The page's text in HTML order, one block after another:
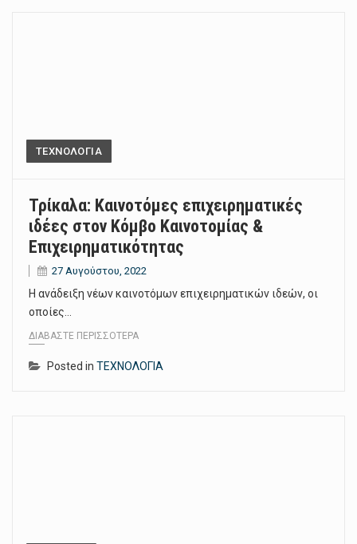
ΤΕΧΝΟΛΟΓΙΑ
Τρίκαλα: Καινοτόμες επιχειρηματικές
ιδέες στον Κόμβο Καινοτομίας &
Επιχειρηματικότητας
27 Αυγούστου, 2022
Η ανάδειξη νέων καινοτόμων επιχειρηματικών ιδεών, οι
οποίες…
ΔΙΑΒΆΣΤΕ ΠΕΡΙΣΣΌΤΕΡΑ
Posted in ΤΕΧΝΟΛΟΓΙΑ